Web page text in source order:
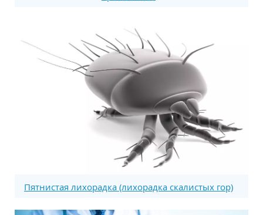
Пятнистая лихорадка (лихорадка скалистых гор)